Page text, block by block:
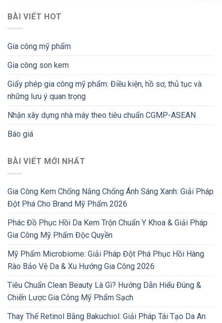
BÀI VIẾT HOT
Gia công mỹ phẩm
Gia công son kem
Giấy phép gia công mỹ phẩm: Điều kiện, hồ sơ, thủ tục và
những lưu ý quan trọng
Nhận xây dựng nhà máy theo tiêu chuẩn CGMP-ASEAN
Báo giá
BÀI VIẾT MỚI NHẤT
Gia Công Kem Chống Nắng Chống Ánh Sáng Xanh: Giải Pháp
Đột Phá Cho Brand Mỹ Phẩm 2026
Phác Đồ Phục Hồi Da Kem Trộn Chuẩn Y Khoa & Giải Pháp
Gia Công Mỹ Phẩm Độc Quyền
Mỹ Phẩm Microbiome: Giải Pháp Đột Phá Phục Hồi Hàng
Rào Bảo Vệ Da & Xu Hướng Gia Công 2026
Tiêu Chuẩn Clean Beauty Là Gì? Hướng Dẫn Hiểu Đúng &
Chiến Lược Gia Công Mỹ Phẩm Sạch
Thay Thế Retinol Bằng Bakuchiol: Giải Pháp Tái Tạo Da An